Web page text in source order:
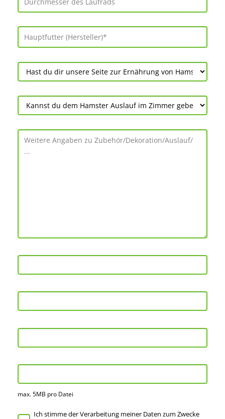
max. 5MB pro Datei
Ich stimme der Verarbeitung meiner Daten zum Zwecke